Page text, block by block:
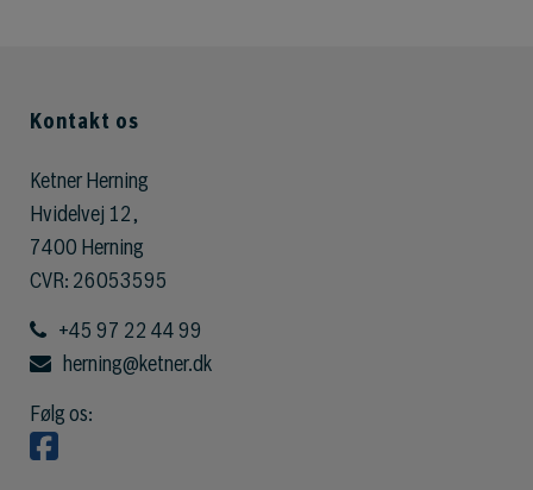
Kontakt os
Ketner Herning
Hvidelvej 12,
7400 Herning
CVR: 26053595
+45 97 22 44 99
herning@ketner.dk
Følg os: